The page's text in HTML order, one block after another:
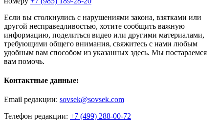
Если вы столкнулись с нарушениями закона, взятками или
другой несправедливостью, хотите сообщить важную
информацию, поделиться видео или другими материалами,
требующими общего внимания, свяжитесь с нами любым
удобным вам способом из указанных здесь. Мы постараемся
вам помочь.
Контактные данные:
Email редакции: sovsek@sovsek.com
Телефон редакции: +7 (499) 288-00-72